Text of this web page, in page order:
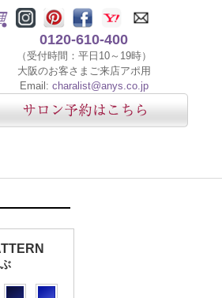
0120-610-400
（受付時間：平日10～19時）
大阪のお客さまご来店アポ用
Email: charalist@anys.co.jp